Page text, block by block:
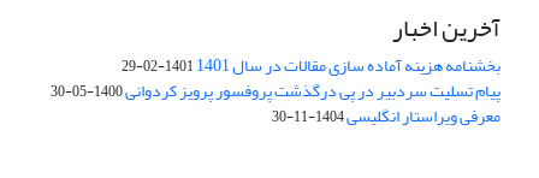
آخرین اخبار
بخشنامه هزینه آماده سازی مقالات در سال 1401 1401-02-29
پیام تسلیت سردبیر در پی درگذشت پروفسور پرویز کردوانی1400-05-30
معرفی ویراستار انگلیسی1404-11-30